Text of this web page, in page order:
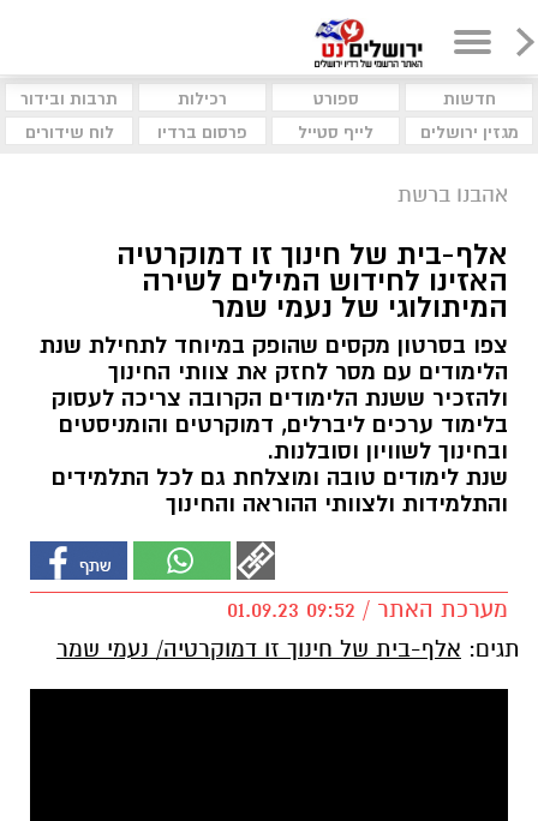
חדשות ספורט רכילות
תרבות ובידור
מגזין ירושלים
לייף סטייל פרסום ברדיו לוח שידורים
אהבנו ברשת
אלף-בית של חינוך זו דמוקרטיה
האזינו לחידוש המילים לשירה
המיתולוגי של נעמי שמר
צפו בסרטון מקסים שהופק במיוחד לתחילת שנת
הלימודים עם מסר לחזק את צוותי החינוך
ולהזכיר ששנת הלימודים הקרובה צריכה לעסוק
בלימוד ערכים ליברלים, דמוקרטים והומניסטים
ובחינוך לשוויון וסובלנות.
שנת לימודים טובה ומוצלחת גם לכל התלמידים
והתלמידות ולצוותי ההוראה והחינוך
מערכת האתר / 09:52 01.09.23
תגים: אלף-בית של חינוך זו דמוקרטיה/ נעמי שמר